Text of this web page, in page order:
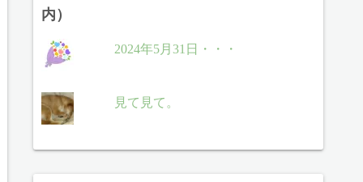
内）
2024年5月31日・・・
見て見て。